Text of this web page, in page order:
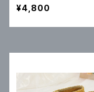
¥4,800